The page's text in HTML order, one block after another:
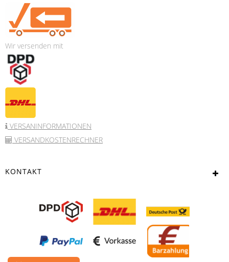
Wir versenden mit
VERSANINFORMATIONEN
VERSANDKOSTENRECHNER
KONTAKT